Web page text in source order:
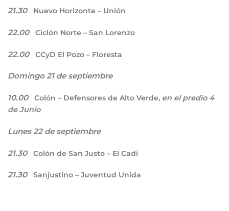
21.30Nuevo Horizonte – Unión
22.00Ciclón Norte – San Lorenzo
22.00CCyD El Pozo – Floresta
Domingo 21 de septiembre
10.00Colón – Defensores de Alto Verde, en el predio 4
de Junio
Lunes 22 de septiembre
21.30Colón de San Justo – El Cadi
21.30Sanjustino – Juventud Unida